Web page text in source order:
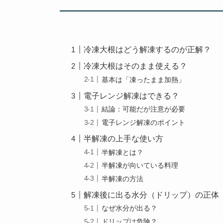
冷凍大根はどう解凍するのが正解？
冷凍大根はそのまま使える？
基本は「凍ったまま加熱」
電子レンジ解凍はできる？
結論：可能だが注意が必要
電子レンジ解凍のポイント
半解凍の上手な使い方
半解凍とは？
半解凍が向いている料理
半解凍の方法
解凍後に出る水分（ドリップ）の正体
なぜ水分が出る？